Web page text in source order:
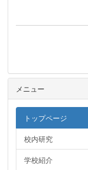
メニュー
トップページ
校内研究
学校紹介